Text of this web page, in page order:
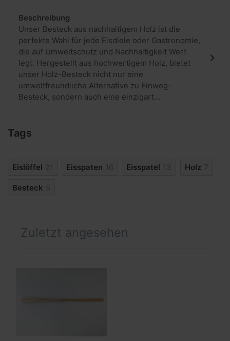
Beschreibung
Unser Besteck aus nachhaltigem Holz ist die
perfekte Wahl für jede Eisdiele oder Gastronomie,
die auf Umweltschutz und Nachhaltigkeit Wert
legt. Hergestellt aus hochwertigem Holz, bietet
unser Holz-Besteck nicht nur eine
umweltfreundliche Alternative zu Einweg-
Besteck, sondern auch eine einzigart...
Tags
Eislöffel 21 Eisspaten 16 Eisspatel 13 Holz 7
Besteck 5
Zuletzt angesehen